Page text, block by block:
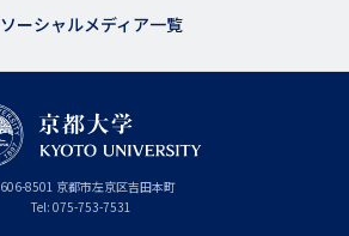
ソーシャルメディア一覧
606-8501 京
都
府
京都市左京区吉田本町
Tel: 075-753-7531